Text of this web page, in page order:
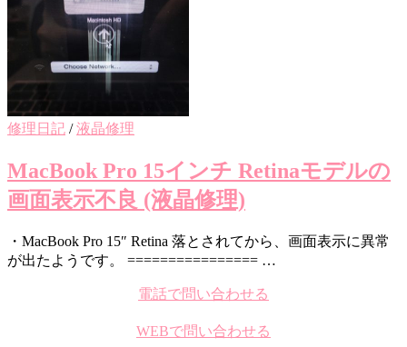
修理日記 /液晶修理
MacBook Pro 15インチ Retinaモデルの
画面表示不良 (液晶修理)
・MacBook Pro 15″ Retina 落とされてから、画面表示に異常
が出たようです。 ================ …
電話で問い合わせる
WEBで問い合わせる